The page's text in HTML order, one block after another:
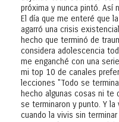
próxima y nunca pintó. Así
El día que me enteré que
agarró una crisis
hecho que terminó de
considera adolescencia
me enganché con una
mi top 10 de canales
lecciones "Todo se
hecho algunas cosas ni te
se terminaron y punto. Y
cuando la vivis sin